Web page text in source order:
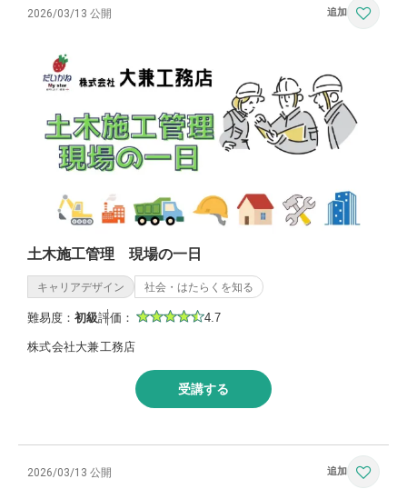
2026/03/13 公開
土木施工管理 現場の一日
キャリアデザイン 社会・はたらくを知る
難易度： 初級評価： 4.7
株式会社大兼工務店
受講する
2026/03/13 公開